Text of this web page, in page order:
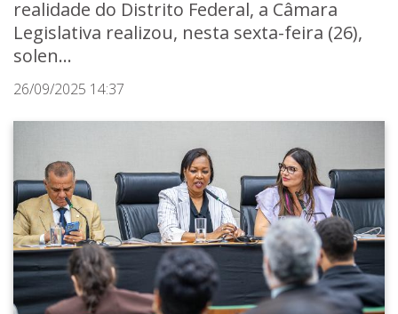
realidade do Distrito Federal, a Câmara
Legislativa realizou, nesta sexta-feira (26),
solen...
26/09/2025 14:37